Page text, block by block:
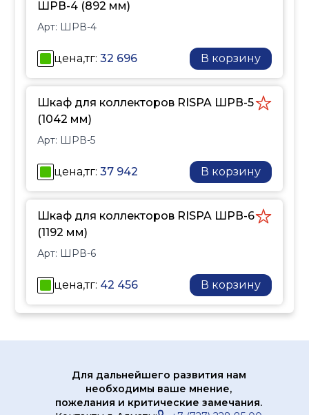
ШРВ-4 (892 мм)
Арт: ШРВ-4
цена,тг:32 696 В корзину
Шкаф для коллекторов RISPA ШРВ-5
(1042 мм)
Арт: ШРВ-5
цена,тг:37 942 В корзину
Шкаф для коллекторов RISPA ШРВ-6
(1192 мм)
Арт: ШРВ-6
цена,тг: 42 456 В корзину
Для дальнейшего развития нам
необходимы ваше мнение,
пожелания и критические замечания.